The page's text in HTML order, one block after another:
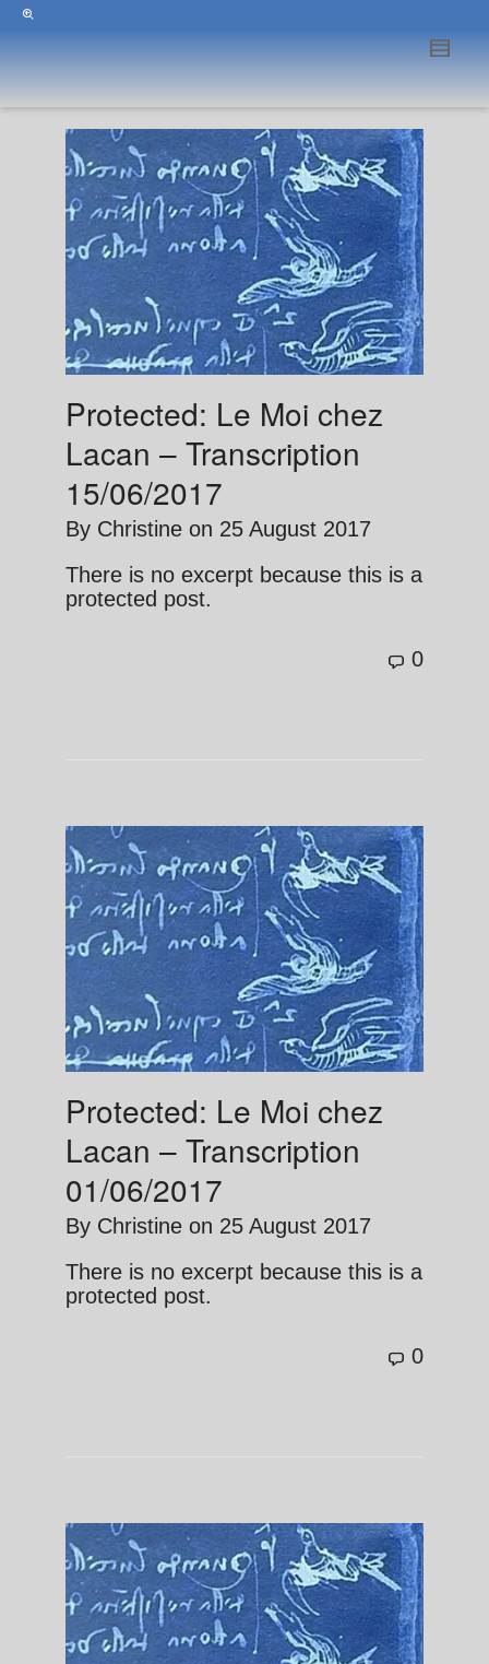
Protected: Le Moi chez
Lacan – Transcription
15/06/2017
By Christine on 25 August 2017
There is no excerpt because this is a
protected post.
0
Protected: Le Moi chez
Lacan – Transcription
01/06/2017
By Christine on 25 August 2017
There is no excerpt because this is a
protected post.
0